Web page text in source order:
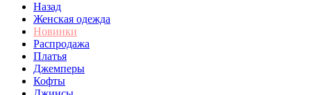
Назад
Женская одежда
Новинки
Распродажа
Платья
Джемперы
Кофты